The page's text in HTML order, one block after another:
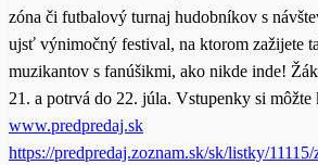
zóna či futbalový turnaj hudobníkov s
ujsť výnimočný festival, na ktorom zažijete
muzikantov s fanúšikmi, ako nikde inde!
21. a potrvá do 22. júla. Vstupenky si
www.predpredaj.sk
https://predpredaj.zoznam.sk/sk/listky/